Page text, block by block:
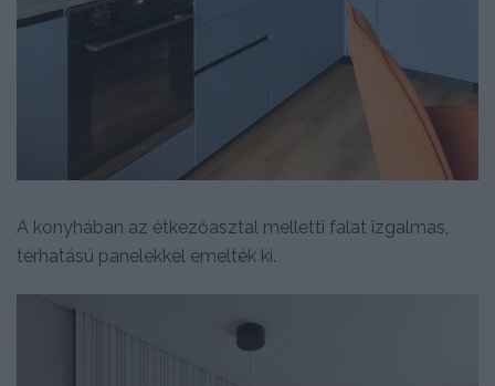
A konyhában az étkezőasztal melletti falat izgalmas,
térhatású panelekkel emelték ki.